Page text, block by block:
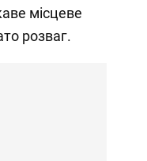
місцеве
розваг.